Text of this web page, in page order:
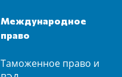
Международное
право
Таможенное право и